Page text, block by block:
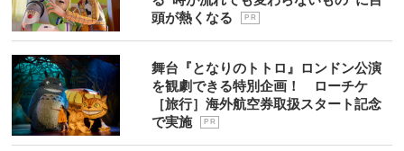
頭が熱くなる
P R
舞台『となりのトトロ』ロンドン公演
を観劇できる特別企画！ ローチケ
［旅行］海外航空券取扱スタート記念
で実施
P R